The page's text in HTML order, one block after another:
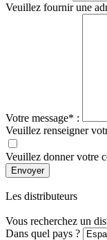
Veuillez fournir une
Votre message* :
Veuillez renseigner
Veuillez donner votre
Envoyer
Les distributeurs
Vous recherchez un
Dans quel pays ?